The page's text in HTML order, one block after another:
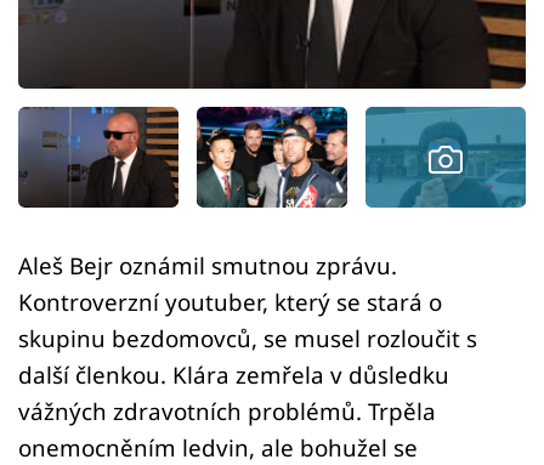
Přihlášení
Sledujte nás
Aleš Bejr oznámil smutnou zprávu.
Kontroverzní youtuber, který se stará o
skupinu bezdomovců, se musel rozloučit s
další členkou. Klára zemřela v důsledku
vážných zdravotních problémů. Trpěla
onemocněním ledvin, ale bohužel se